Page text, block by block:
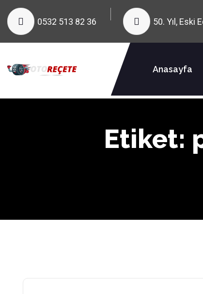
0532 513 82 36 50. Yıl, Eski
Anasayfa
Etiket: